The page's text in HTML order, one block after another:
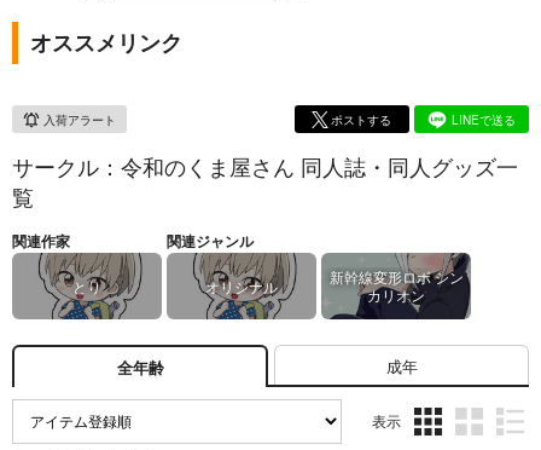
オススメリンク
入荷アラート ポストする LINEで送る
サークル：令和のくま屋さん 同人誌・同人グッズ一
覧
関連作家
とり
関連ジャンル
オリジナル
新幹線変形ロボ シン
カリオン
全年齢 成年
表示